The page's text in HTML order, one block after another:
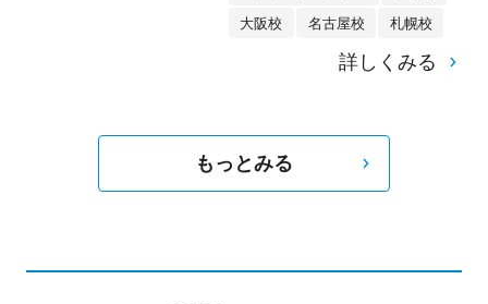
大阪校 名古屋校 札幌校
詳しくみる
もっとみる